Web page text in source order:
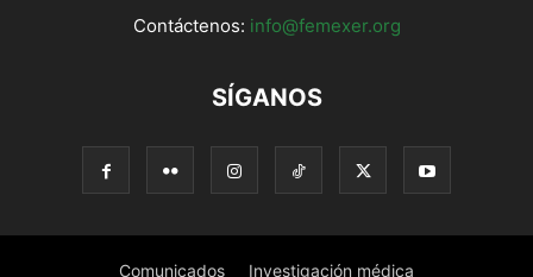
Contáctenos: info@femexer.org
SÍGANOS
Comunicados Investigación médica